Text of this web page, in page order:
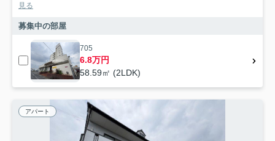
見る
募集中の部屋
705
6.8万円
58.59㎡ (2LDK)
アパート